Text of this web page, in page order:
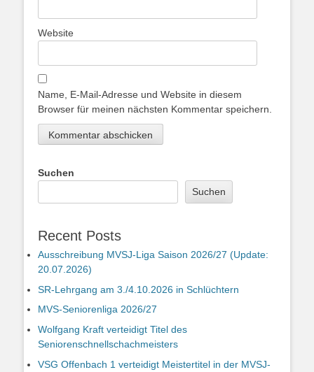
Website
Name, E-Mail-Adresse und Website in diesem
Browser für meinen nächsten Kommentar speichern.
Suchen
Suchen
Recent Posts
Ausschreibung MVSJ-Liga Saison 2026/27 (Update:
20.07.2026)
SR-Lehrgang am 3./4.10.2026 in Schlüchtern
MVS-Seniorenliga 2026/27
Wolfgang Kraft verteidigt Titel des
Seniorenschnellschachmeisters
VSG Offenbach 1 verteidigt Meistertitel in der MVSJ-